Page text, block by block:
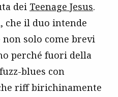
dei Teenage Jesus.
che il duo intende
non solo come brevi
perché fuori della
blues con
riff birichinamente